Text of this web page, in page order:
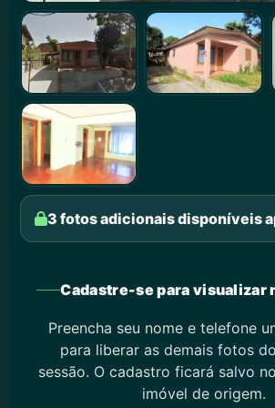
3 fotos adicionais disponíveis
Cadastre-se para visualizar
Preencha seu nome e telefone
para liberar as demais fotos
sessão. O cadastro ficará salvo
imóvel de origem.